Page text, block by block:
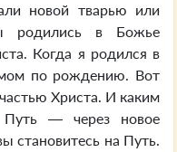
новой тварью или
родились в Божье
Когда я родился в
по рождению. Вот
Христа. И каким
Путь — через новое
становитесь на Путь.